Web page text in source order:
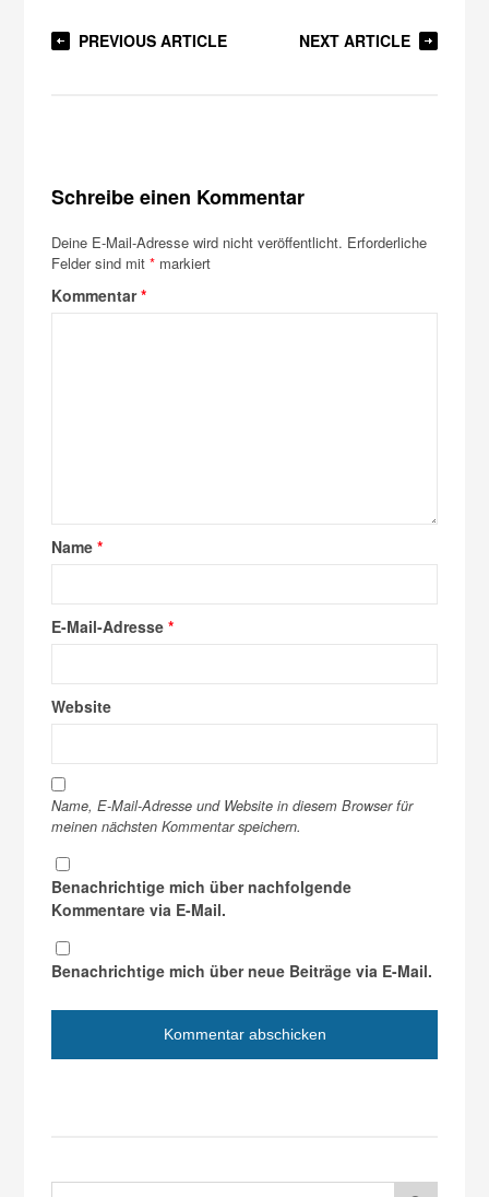
PREVIOUS ARTICLE NEXT ARTICLE
Schreibe einen Kommentar
Deine E-Mail-Adresse wird nicht veröffentlicht. Erforderliche
Felder sind mit* markiert
Kommentar*
Name*
E-Mail-Adresse*
Website
Name, E-Mail-Adresse und Website in diesem Browser für
meinen nächsten Kommentar speichern.
Benachrichtige mich über nachfolgende
Kommentare via E-Mail.
Benachrichtige mich über neue Beiträge via E-Mail.